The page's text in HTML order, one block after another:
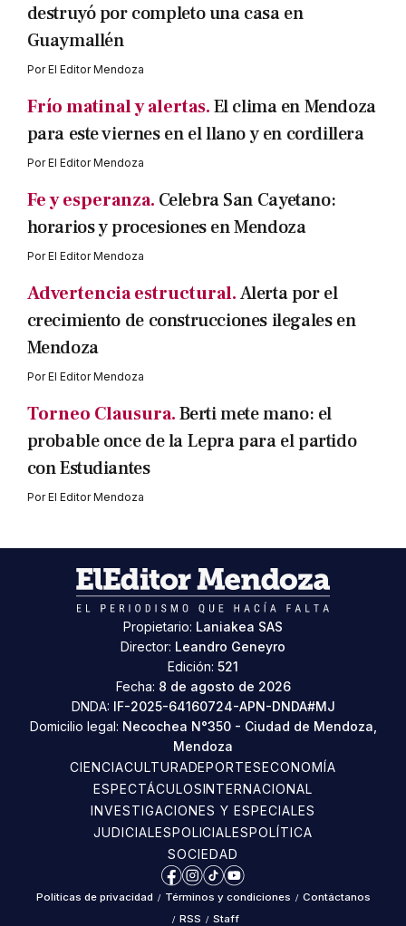
destruyó por completo una casa en
Guaymallén
PorEl Editor Mendoza
Frío matinal y alertas.El clima en Mendoza
para este viernes en el llano y en cordillera
PorEl Editor Mendoza
Fe y esperanza. Celebra San Cayetano:
horarios y procesiones en Mendoza
PorEl Editor Mendoza
Advertencia estructural.Alerta por el
crecimiento de construcciones ilegales en
Mendoza
PorEl Editor Mendoza
Torneo Clausura.Berti mete mano: el
probable once de la Lepra para el partido
con Estudiantes
PorEl Editor Mendoza
Propietario: Laniakea SAS
Director: Leandro Geneyro
Edición: 521
Fecha: 8 de agosto de 2026
DNDA: IF-2025-64160724-APN-DNDA#MJ
Domicilio legal: Necochea N°350 - Ciudad de Mendoza,
Mendoza
CIENCIACULTURADEPORTESECONOMÍA
ESPECTÁCULOSINTERNACIONAL
INVESTIGACIONES Y ESPECIALES
JUDICIALESPOLICIALESPOLÍTICA
SOCIEDAD
Facebook
Instagram
TikTokYouTube
Políticas de privacidad / Términos y condiciones / Contáctanos
/ RSS / Staff